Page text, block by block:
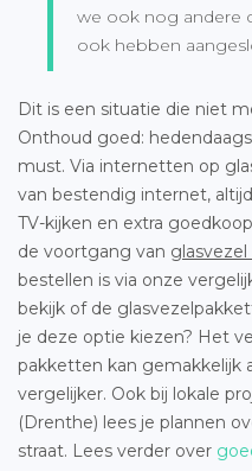
we ook nog andere
ook hebben
Dit is een situatie die niet
Onthoud goed:
must. Via internetten op
van bestendig internet,
TV-kijken en extra
de voortgang van
bestellen is via onze
bekijk of de
je deze optie kiezen? Het
pakketten kan gemakkelijk
vergelijker. Ook bij lokale
(Drenthe) lees je plannen
straat. Lees verder over